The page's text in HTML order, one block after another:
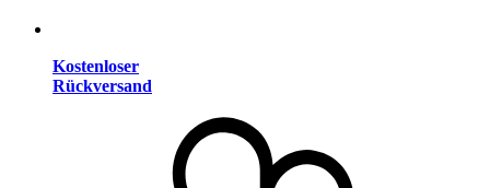
Kostenloser
Rückversand